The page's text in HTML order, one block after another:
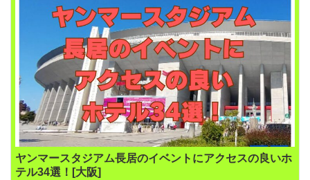
ヤンマースタジアム長居のイベントにアクセスの良いホ
テル34選！[大阪]